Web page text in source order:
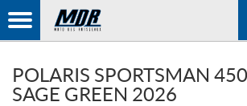
POLARIS SPORTSMAN
SAGE GREEN 2026